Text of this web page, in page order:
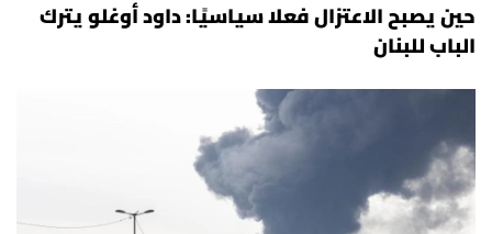
آراء
اقتصاد
العالم
الصحافة الإسرائيلية
حين يصبح الاعتزال فعلا سياسيًا: داود أوغلو يترك
الباب للبنان